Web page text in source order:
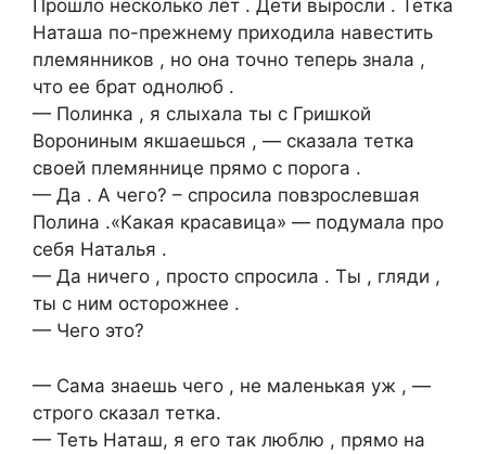
Прошло несколько лет . Дети выросли . Тетка
Наташа по-прежнему приходила навестить
племянников , но она точно теперь знала ,
что ее брат однолюб .
— Полинка , я слыхала ты с Гришкой
Ворониным якшаешься , — сказала тетка
своей племяннице прямо с порога .
— Да . А чего? – спросила повзрослевшая
Полина .«Какая красавица» — подумала про
себя Наталья .
— Да ничего , просто спросила . Ты , гляди ,
ты с ним осторожнее .
— Чего это?
— Сама знаешь чего , не маленькая уж , —
строго сказал тетка.
— Теть Наташ, я его так люблю , прямо на